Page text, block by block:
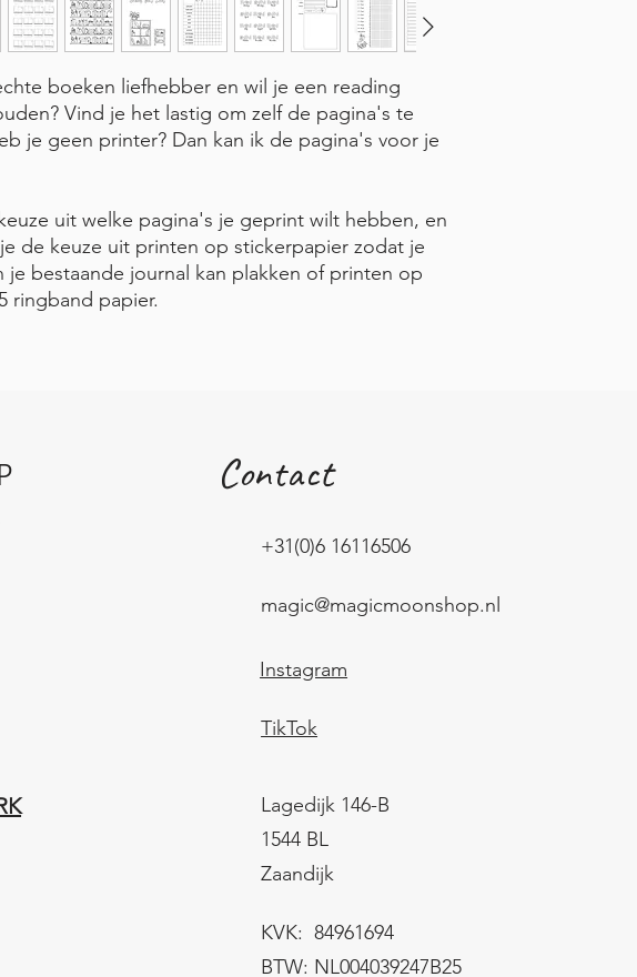
boeken liefhebber en wil je een reading
Vind je het lastig om zelf de pagina's te
je geen printer? Dan kan ik de pagina's voor je
uit welke pagina's je geprint wilt hebben, en
de keuze uit printen op stickerpapier zodat je
je bestaande journal kan plakken of printen op
ringband papier.
Contact
+31(0)6 16116506
magic@magicmoonshop.nl
Instagram
TikTok
Lagedijk 146-B
1544 BL
Zaandijk
KVK: 84961694
BTW: NL004039247B25